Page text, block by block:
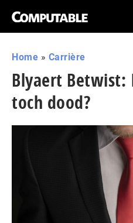
Home » Carrière
Blyaert Betwist:
toch dood?